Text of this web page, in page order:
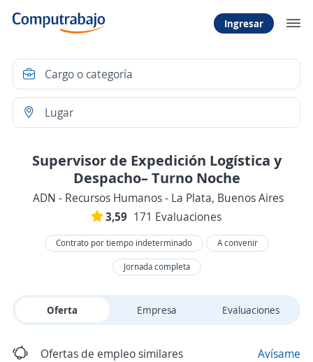
Ingresar
Supervisor de Expedición Logística y
Despacho– Turno Noche
ADN - Recursos Humanos - La Plata, Buenos Aires
3,59 171 Evaluaciones
Contrato por tiempo indeterminado
A convenir
Jornada completa
Oferta Empresa Evaluaciones
Ofertas de empleo similares Avísame